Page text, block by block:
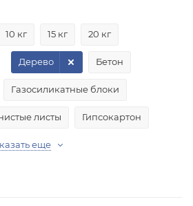
10 кг 15 кг 20 кг
Бетон
Газосиликатные блоки
листы Гипсокартон
Дерево
еще